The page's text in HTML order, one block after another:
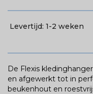
Levertijd: 1-2 weken
De Flexis
en afgewerkt tot in
beukenhout en